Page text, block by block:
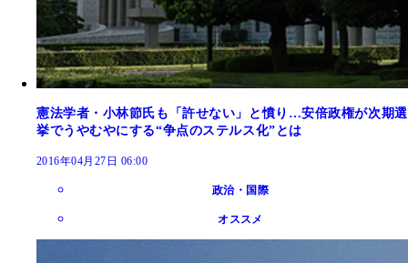
憲法学者・小林節氏も「許せない」と憤り…安倍政権が次期選
挙でうやむやにする“争点のステルス化”とは
2016年04月27日 06:00
政治・国際
オススメ